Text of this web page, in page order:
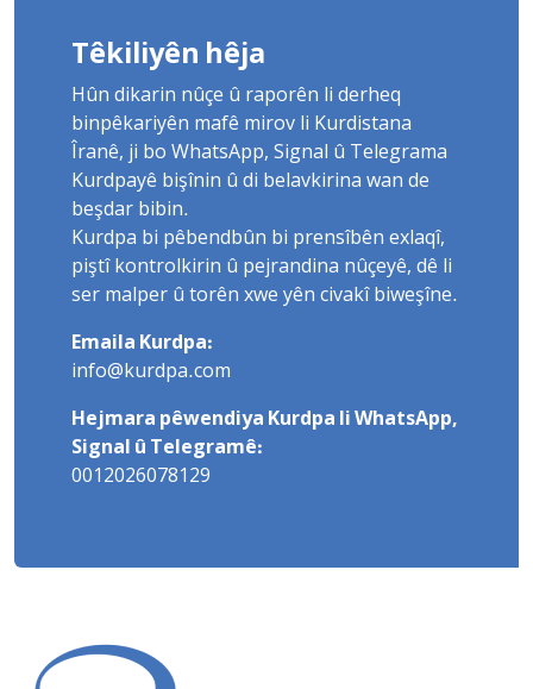
Têkiliyên hêja
Hûn dikarin nûçe û raporên li derheq
binpêkariyên mafê mirov li Kurdistana
Îranê, ji bo WhatsApp, Signal û Telegrama
Kurdpayê bişînin û di belavkirina wan de
beşdar bibin.
Kurdpa bi pêbendbûn bi prensîbên exlaqî,
piştî kontrolkirin û pejrandina nûçeyê, dê li
ser malper û torên xwe yên civakî biweşîne.
Emaila Kurdpa:
info@kurdpa.com
Hejmara pêwendiya Kurdpa li WhatsApp,
Signal û Telegramê:
0012026078129